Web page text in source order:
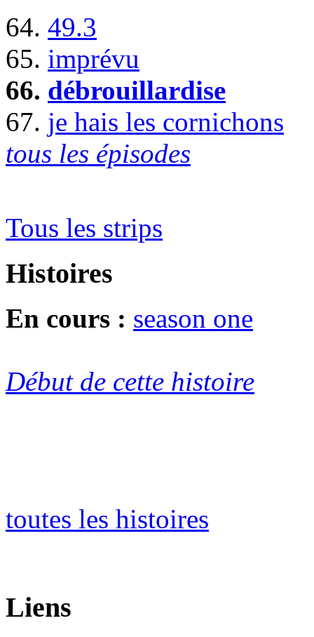
64. 49.3
65. imprévu
66. débrouillardise
67. je hais les cornichons
tous les épisodes
Tous les strips
Histoires
En cours : season one
Début de cette histoire
toutes les histoires
Liens